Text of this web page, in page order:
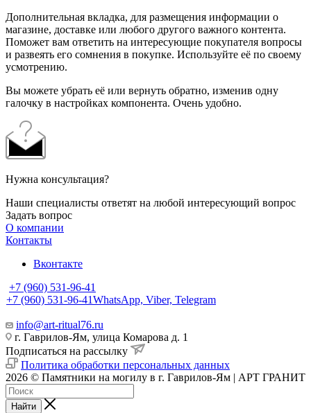
Дополнительная вкладка, для размещения информации о
магазине, доставке или любого другого важного контента.
Поможет вам ответить на интересующие покупателя вопросы
и развеять его сомнения в покупке. Используйте её по своему
усмотрению.
Вы можете убрать её или вернуть обратно, изменив одну
галочку в настройках компонента. Очень удобно.
Нужна консультация?
Наши специалисты ответят на любой интересующий вопрос
Задать вопрос
О компании
Контакты
Вконтакте
+7 (960) 531-96-41
+7 (960) 531-96-41WhatsApp, Viber, Telegram
info@art-ritual76.ru
г. Гаврилов-Ям, улица Комарова д. 1
Подписаться на рассылку
Политика обработки персональных данных
2026 © Памятники на могилу в г. Гаврилов-Ям | АРТ ГРАНИТ
Найти